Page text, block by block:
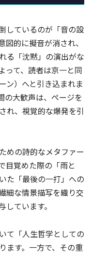
しているのが「音の設
的に擬音が消され、
る「沈黙」の演出がな
って、読者は京一と同
ン）へと引き込まれま
の大歓声は、ページを
れ、視覚的な爆発を引
めの詩的なメタファー
目覚めた際の「雨と
た「最後の一打」への
細な情景描写を織り交
ています。
て「人生哲学としての
ます。一方で、その重